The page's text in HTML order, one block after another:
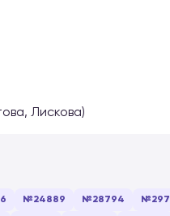
Лискова)
№24889 №28794